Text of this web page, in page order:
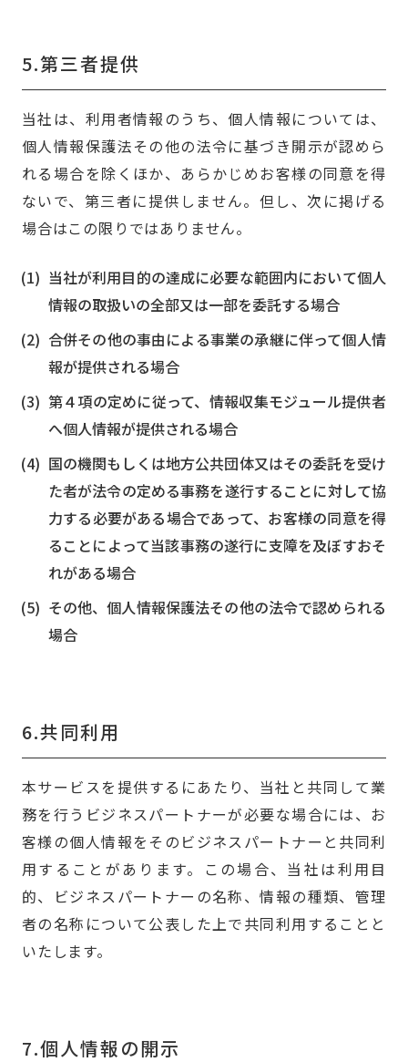
5.第三者提供
当社は、利用者情報のうち、個人情報については、
個人情報保護法その他の法令に基づき開示が認めら
れる場合を除くほか、あらかじめお客様の同意を得
ないで、第三者に提供しません。但し、次に掲げる
場合はこの限りではありません。
当社が利用目的の達成に必要な範囲内において個人
情報の取扱いの全部又は一部を委託する場合
合併その他の事由による事業の承継に伴って個人情
報が提供される場合
第４項の定めに従って、情報収集モジュール提供者
へ個人情報が提供される場合
国の機関もしくは地方公共団体又はその委託を受け
た者が法令の定める事務を遂行することに対して協
力する必要がある場合であって、お客様の同意を得
ることによって当該事務の遂行に支障を及ぼすおそ
れがある場合
その他、個人情報保護法その他の法令で認められる
場合
6.共同利用
本サービスを提供するにあたり、当社と共同して業
務を行うビジネスパートナーが必要な場合には、お
客様の個人情報をそのビジネスパートナーと共同利
用することがあります。この場合、当社は利用目
的、ビジネスパートナーの名称、情報の種類、管理
者の名称について公表した上で共同利用することと
いたします。
7.個人情報の開示